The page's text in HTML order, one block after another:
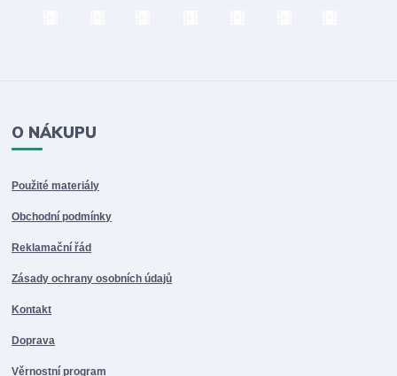
O NÁKUPU
Použité materiály
Obchodní podmínky
Reklamační řád
Zásady ochrany osobních údajů
Kontakt
Doprava
Věrnostní program